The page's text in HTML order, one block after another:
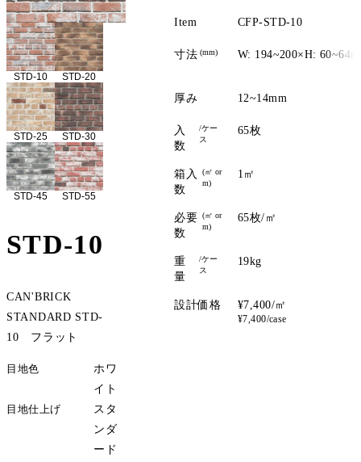
STD-10 STD-20
STD-25 STD-30
STD-45 STD-55
STD-10
CAN'BRICK
STANDARD STD-
10 フラット
目地色
ホワ
イト
目地仕上げ
スタ
ンダ
ード
Item
寸法 (mm)
厚み
入
数
/ケー
ス
箱入
数
(㎡ or
m)
必要
数
(㎡ or
m)
重
量
/ケー
ス
設計価格
CFP-STD-10
W: 194~200×H:
12~14mm
65枚
1㎡
65枚/㎡
19kg
¥7,400/㎡
¥7,400/case